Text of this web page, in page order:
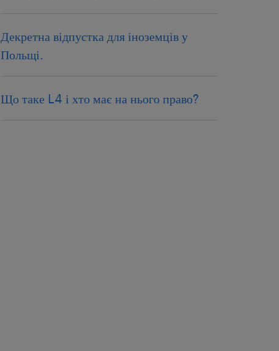
Декретна відпустка для іноземців у
Польщі.
Що таке L4 і хто має на нього право?